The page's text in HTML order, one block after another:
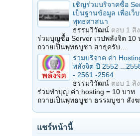
เชิญร่วมบริจาคซื้อ
เป็นฐานข้อมูล เพื่อเว็
พุทธศาสนา
ธรรมวิวัฒน์ ตอบ 1 สิ
ร่วมบุญซื้อ Server เวปพลังจิต 10
ถวายเป็นพุทธบูชา สาธุครับ…
ร่วมบริจาค ค่า
พลังจิต ปี 2552
- 2561 -2564
ธรรมวิวัฒน์ ตอบ 1 สิ
ร่วมทำบุญ ค่า hosting = 10 บาท
ถวายเป็นพุทธบูชา ธรรมบูชา สัง
แชร์หน้านี้